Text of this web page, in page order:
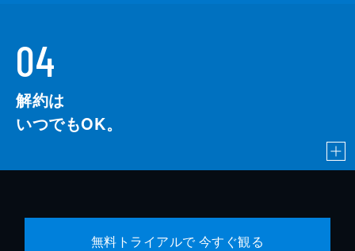
04
解約は
いつでもOK。
無料トライアルで 今すぐ観る